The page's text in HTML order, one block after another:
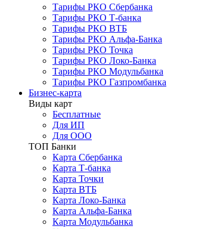
Тарифы РКО Сбербанка
Тарифы РКО Т-банка
Тарифы РКО ВТБ
Тарифы РКО Альфа-Банка
Тарифы РКО Точка
Тарифы РКО Локо-Банка
Тарифы РКО Модульбанка
Тарифы РКО Газпромбанка
Бизнес-карта
Виды карт
Бесплатные
Для ИП
Для ООО
ТОП Банки
Карта Сбербанка
Карта Т-банка
Карта Точки
Карта ВТБ
Карта Локо-Банка
Карта Альфа-Банка
Карта Модульбанка